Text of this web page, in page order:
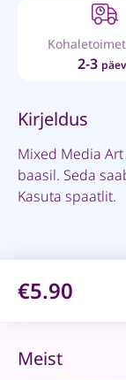
2-3
Kirjeldus
Mixed Media
baasil. Seda
Kasuta spaatlit.
€5.90
Meist